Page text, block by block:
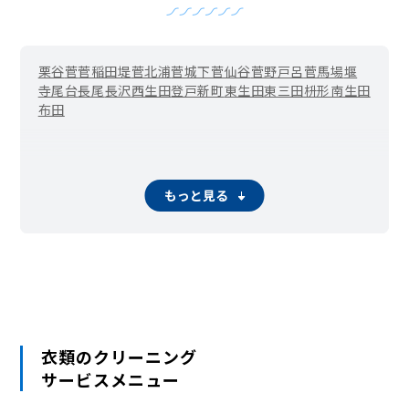
栗谷菅菅稲田堤菅北浦菅城下菅仙谷菅野戸呂菅馬場堰
寺尾台長尾長沢西生田登戸新町東生田東三田枡形南生田
布田
もっと見る
衣類のクリーニング
サービスメニュー